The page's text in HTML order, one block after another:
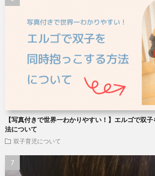
【写真付きで世界一わかりやすい！】エルゴで双
法について
双子育児について